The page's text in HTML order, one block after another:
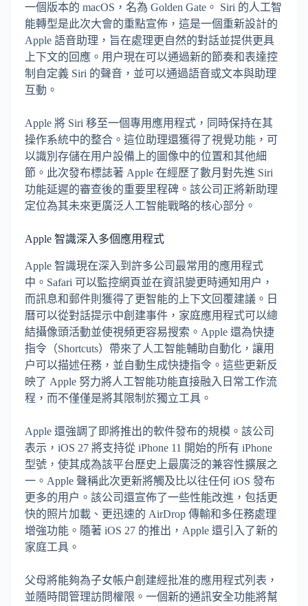
一個版本的 macOS，名為 Golden Gate。 Siri 的人工智
能轉型是此次大會的重點宣佈，這是一個重新設計的
Apple 語音助理，旨在處理更自然的對話並提供更具
上下文的回應。用户現在可以通過新的節奏和表達控
制自定義 Siri 的聲音，並可以通過語音或文本與助理
互動。
Apple 將 Siri 移至一個專用應用程式，同時保持在其
操作系統中的整合。這位助理還獲得了視覺功能，可
以識別存儲在用户設備上的圖像中的位置和其他細
節。此次發布標誌著 Apple 在經歷了數月對先進 Siri
功能延遲的審查後的重要里程碑。該公司正將新助理
定位為其未來更廣泛人工智能戰略的核心部分。
Apple 智識深入多個應用程式
Apple 智識現在深入到許多公司最常用的應用程式
中。Safari 可以監控網頁並在資訊變更時通知用户，
而訊息和郵件則獲得了更智能的上下文回覆建議。日
曆可以從對話提示中創建事件，家庭應用程式可以總
結攝像頭活動並使視頻更容易搜索。Apple 還為快捷
指令（Shortcuts）帶來了人工智能輔助自動化，讓用
户可以描述任務，並自動生成快捷指令。這些更新反
映了 Apple 努力將人工智能功能直接融入日常工作流
程，而不僅僅是將其限制於獨立工具。
Apple 還強調了即將推出的軟件發布的規模。該公司
表示，iOS 27 將支持從 iPhone 11 開始的所有 iPhone
型號，使其成為該平台歷史上最廣泛的兼容性擴展之
一。Apple 聲稱此次更新將觸及比以往任何 iOS 發布
更多的用户。該公司還宣佈了一些性能改進，包括更
快的照片加載、更迅速的 AirDrop 傳輸和多任務處理
增強功能。隨著 iOS 27 的推出，Apple 還引入了新的
家庭工具。
父母將能夠為子女帳户創建經批准的應用程式列表，
並隨時間管理訪問權限。一個新的通訊安全功能將幫